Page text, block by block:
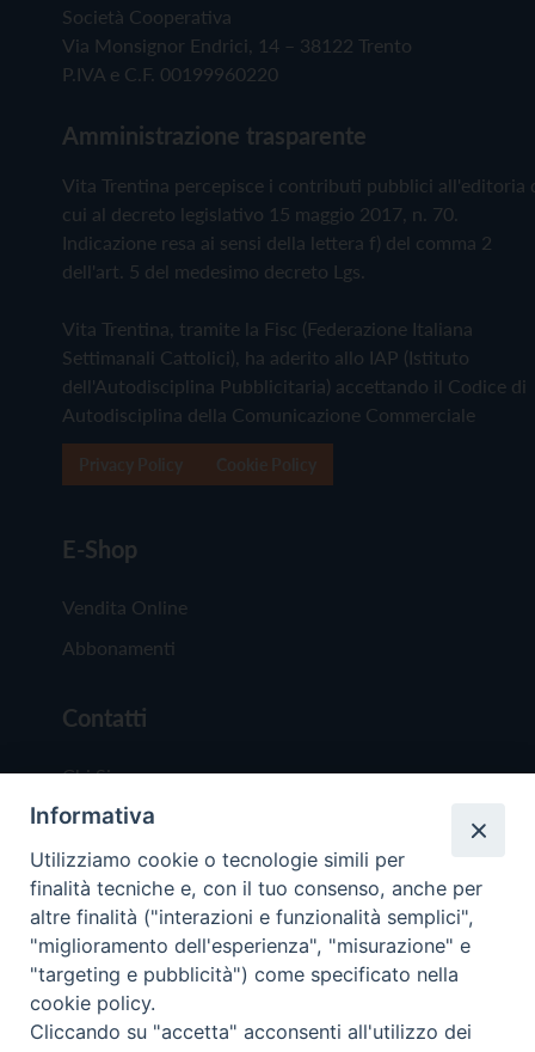
Società Cooperativa
Via Monsignor Endrici, 14 – 38122 Trento
P.IVA e C.F. 00199960220
Amministrazione trasparente
Vita Trentina percepisce i contributi pubblici all'editoria
cui al decreto legislativo 15 maggio 2017, n. 70.
Indicazione resa ai sensi della lettera f) del comma 2
dell'art. 5 del medesimo decreto Lgs.
Vita Trentina, tramite la Fisc (Federazione Italiana
Settimanali Cattolici), ha aderito allo IAP (Istituto
dell'Autodisciplina Pubblicitaria) accettando il Codice di
Autodisciplina della Comunicazione Commerciale
E-Shop
Vendita Online
Abbonamenti
Contatti
Chi Siamo
Redazione
Scrivici
Copyright © 2019 - Tutti i diritti riservati - Vita
Trentina Editrice
Informativa
Utilizziamo cookie o tecnologie simili per
finalità tecniche e, con il tuo consenso, anche per
altre finalità ("interazioni e funzionalità semplici",
"miglioramento dell'esperienza", "misurazione" e
"targeting e pubblicità") come specificato nella
cookie policy.
Cliccando su "accetta" acconsenti all'utilizzo dei